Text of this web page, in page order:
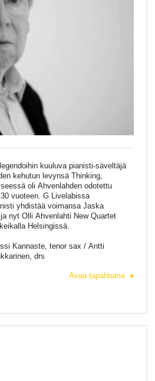
kuuluva pianisti-säveltäjä
kehutun levynsä Thinking,
oli Ahvenlahden odotettu
vuoteen. G Livelabissa
yhdistää voimansa Jaska
nyt Olli Ahvenlahti New Quartet
Helsingissä.
Kannaste, tenor sax / Antti
drs
Avaa tapahtuma